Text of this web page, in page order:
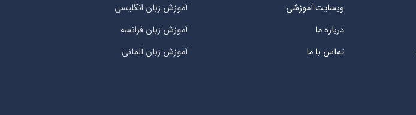
وبسایت آموزشی
درباره ما
تماس با ما
آموزش زبان انگلیسی
آموزش زبان فرانسه
آموزش زبان آلمانی